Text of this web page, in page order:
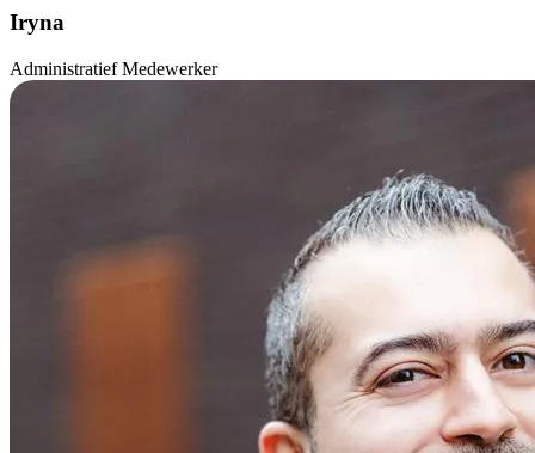
Iryna
Administratief Medewerker